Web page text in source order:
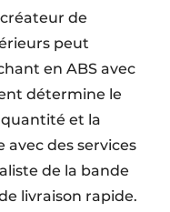
de
peut
en ABS avec
détermine le
et la
avec des services
de la bande
livraison rapide.